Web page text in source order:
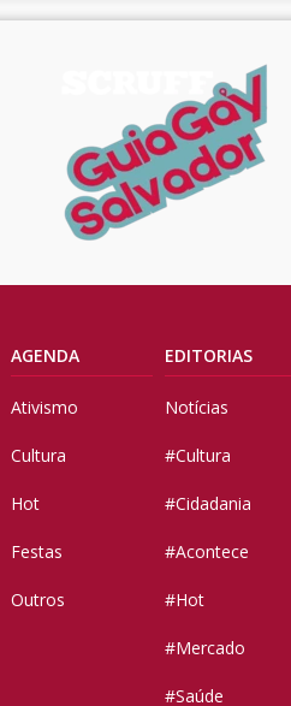
AGENDA
Ativismo
Cultura
Hot
Festas
Outros
EDITORIAS
Notícias
#Cultura
#Cidadania
#Acontece
#Hot
#Mercado
#Saúde